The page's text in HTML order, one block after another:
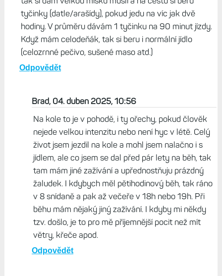
denně a to mi vyhovuje. Případně ale dokážu
vynechat oběd při delším běhu/kole. No každej
to má jinak prostě. Hlavní je najít to optimální :)
Odpovědět
Na lačno nemůžu. Když jedu na kolo hned ráno, což
tak si dám velkou misku musli a na cestu si beru
tyčinky (datle/arašídy), pokud jedu na víc jak dvě
hodiny. V průměru dávám 1 tyčinku na 90 minut jízdy.
Když mám celodeňák, tak si beru i normální jídlo
(celozrnné pečivo, sušené maso atd.)
Odpovědět
Brad, 04. duben 2025, 10:56
Na kole to je v pohodě, i ty ořechy, pokud člověk
nejede velkou intenzitu nebo není hyc v létě. Celý